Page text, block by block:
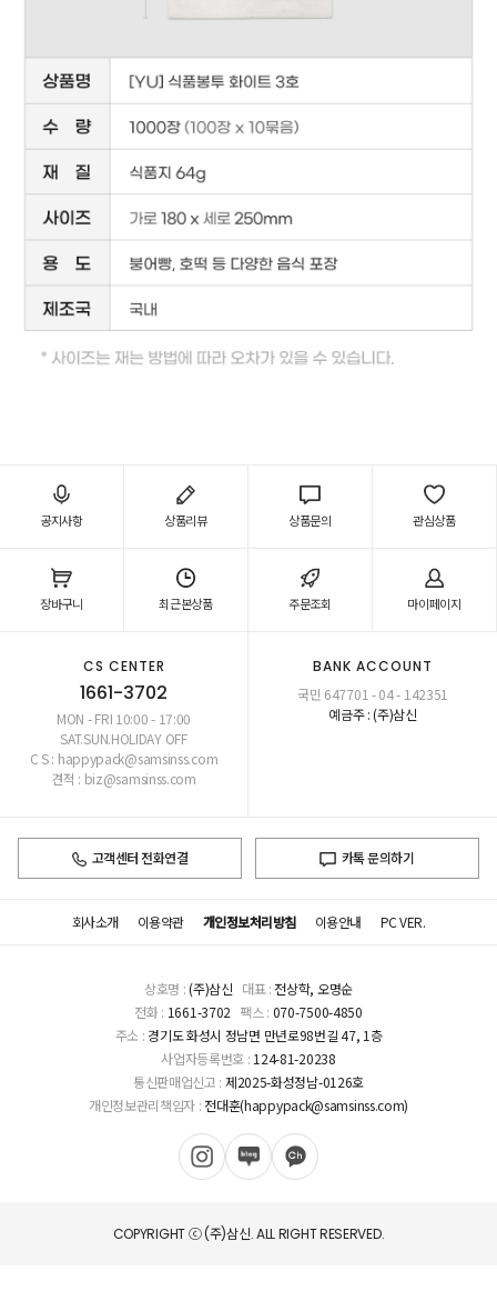
공지사항 상품리뷰 상품문의 관심상품
장바구니 최근본상품 주문조회 마이페이지
CS CENTER
1661-3702
MON - FRI 10:00 - 17:00
SAT.SUN.HOLIDAY OFF
C S : happypack@samsinss.com
견적 : biz@samsinss.com
BANK ACCOUNT
국민 647701 - 04 - 142351
예금주 : (주)삼신
고객센터 전화연결 카톡 문의하기
회사소개 이용약관 개인정보처리방침 이용안내 PC VER.
상호명 :(주)삼신 대표 : 전상학, 오명순
전화 : 1661-3702 팩스 : 070-7500-4850
주소 : 경기도 화성시 정남면 만년로98번길 47, 1층
사업자등록번호 : 124-81-20238
통신판매업신고 : 제2025-화성정남-0126호
개인정보관리책임자 : 전대훈(happypack@samsinss.com)
COPYRIGHT ⓒ (주)삼신. ALL RIGHT RESERVED.